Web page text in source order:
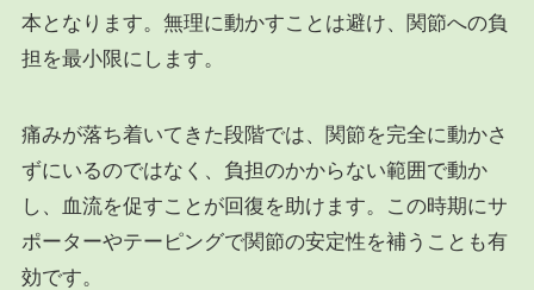
本となります。無理に動かすことは避け、関節への負
担を最小限にします。
痛みが落ち着いてきた段階では、関節を完全に動かさ
ずにいるのではなく、負担のかからない範囲で動か
し、血流を促すことが回復を助けます。この時期にサ
ポーターやテーピングで関節の安定性を補うことも有
効です。